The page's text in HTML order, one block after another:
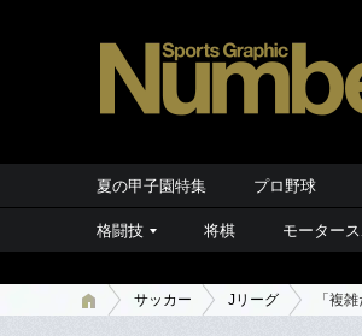
夏の甲子園特集 プロ野球
格闘技 将棋 モーター
サッカー Jリーグ 「複